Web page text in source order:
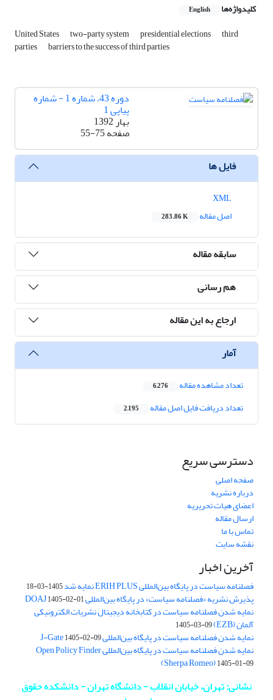
کلیدواژه‌ها English
United States two-party system presidential elections third
parties barriers to the success of third parties
دوره 43، شماره 1 - شماره
پیاپی 1
بهار 1392
صفحه55-75
فایل ها
اصل مقاله
283.86 K
سابقه مقاله
هم رسانی
ارجاع به این مقاله
آمار
تعداد مشاهده مقاله 6,276
تعداد دریافت فایل اصل مقاله 2,195
دسترسی سریع
صفحه اصلی
درباره نشریه
اعضای هیات تحریریه
ارسال مقاله
تماس با ما
نقشه سایت
آخرین اخبار
فصلنامه سیاست در پایگاه بین‌المللی ERIH PLUS نمایه شد 1405-03-18
پذیرش نشریه «فصلنامه سیاست» در پایگاه بین‌المللی DOAJ1405-02-01
نمایه شدن فصلنامه سیاست در کتابخانه دیجیتال نشریات الکترونیکی
آلمان (EZB) 1405-03-09
نمایه شدن فصلنامه سیاست در پایگاه بین‌المللی J-Gate1405-02-09
نمایه شدن فصلنامه سیاست در پایگاه بین‌المللی Open Policy Finder
(Sherpa Romeo)1405-01-09
نشانی: تهران، خیابان انقلاب - دانشگاه تهران - دانشکده حقوق